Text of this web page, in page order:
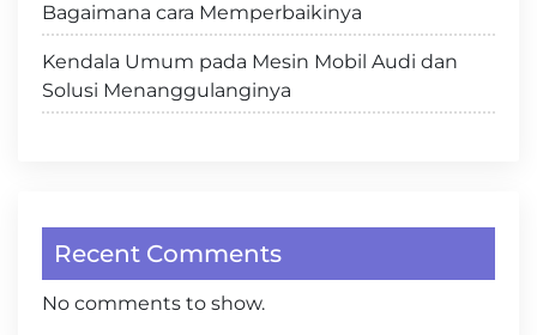
Bagaimana cara Memperbaikinya
Kendala Umum pada Mesin Mobil Audi dan
Solusi Menanggulanginya
Recent Comments
No comments to show.